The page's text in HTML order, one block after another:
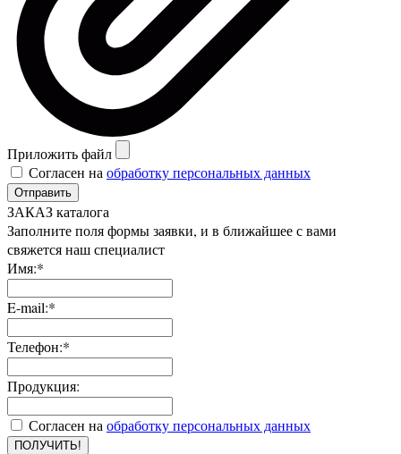
Приложить файл
Согласен на обработку персональных данных
Отправить
ЗАКАЗ каталога
Заполните поля формы заявки, и в ближайшее с вами
свяжется наш специалист
Имя:*
E-mail:*
Телефон:*
Продукция:
Согласен на обработку персональных данных
ПОЛУЧИТЬ!